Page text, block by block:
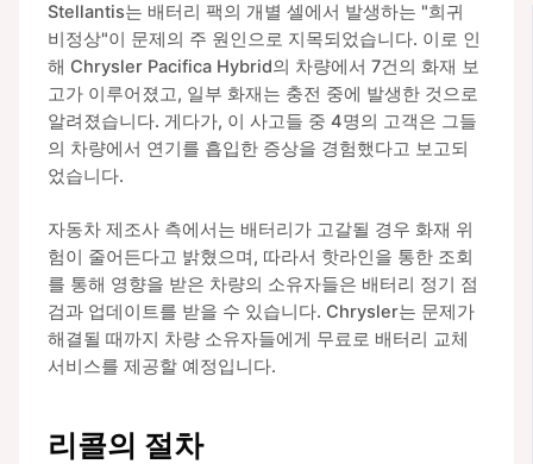
Stellantis는 배터리 팩의 개별 셀에서 발생하는 "희귀
비정상"이 문제의 주 원인으로 지목되었습니다. 이로 인
해 Chrysler Pacifica Hybrid의 차량에서 7건의 화재 보
고가 이루어졌고, 일부 화재는 충전 중에 발생한 것으로
알려졌습니다. 게다가, 이 사고들 중 4명의 고객은 그들
의 차량에서 연기를 흡입한 증상을 경험했다고 보고되
었습니다.
자동차 제조사 측에서는 배터리가 고갈될 경우 화재 위
험이 줄어든다고 밝혔으며, 따라서 핫라인을 통한 조회
를 통해 영향을 받은 차량의 소유자들은 배터리 정기 점
검과 업데이트를 받을 수 있습니다. Chrysler는 문제가
해결될 때까지 차량 소유자들에게 무료로 배터리 교체
서비스를 제공할 예정입니다.
리콜의 절차